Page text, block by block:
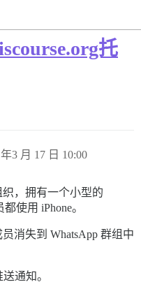
托
3 月 17 日 10:00
，拥有一个小型的
使用 iPhone。
消失到 WhatsApp 群组中
通知。